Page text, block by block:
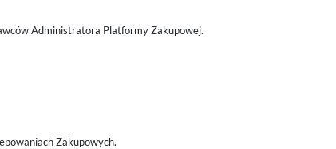
Administratora Platformy Zakupowej.
Zakupowych.